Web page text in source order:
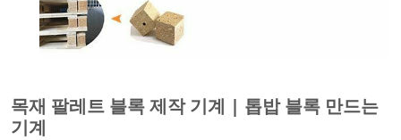
목재 팔레트 블록 제작 기계 | 톱밥 블록 만드는
기계